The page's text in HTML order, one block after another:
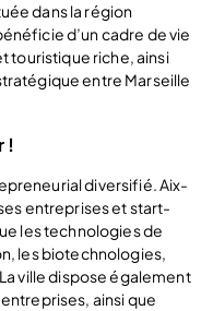
dans la région
d’un cadre de vie
touristique riche, ainsi
entre Marseille
!
diversifié. Aix-
entreprises et start-
les technologies de
les biotechnologies,
ville dispose également
ainsi que